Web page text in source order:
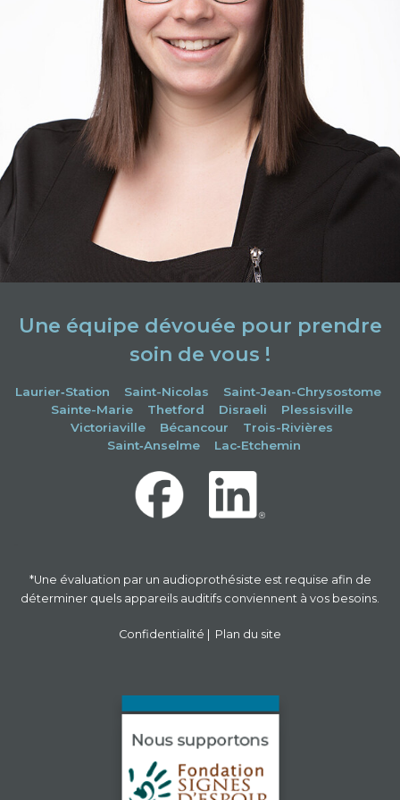
Une équipe dévouée pour prendre
soin de vous !
Laurier‑Station Saint-Nicolas
Saint-Jean-Chrysostome
Sainte-Marie
Thetford Disraeli
Plessisville
Victoriaville
Bécancour
Trois-Rivières
Saint‑Anselme
Lac‑Etchemin
*Une évaluation par un audioprothésiste est requise afin de
déterminer quels appareils auditifs conviennent à vos besoins.
Confidentialité Plan du site